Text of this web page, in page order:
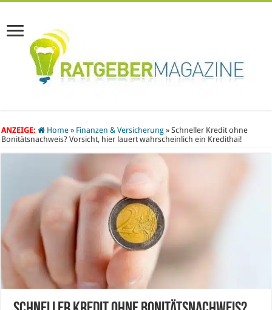
ANZEIGE: Home » Finanzen & Versicherung » Schneller Kredit ohne
Bonitätsnachweis? Vorsicht, hier lauert wahrscheinlich ein Kredithai!